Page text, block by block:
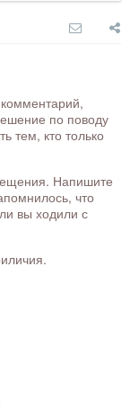
по поводу
тем, кто только
Напишите
что
вы ходили с